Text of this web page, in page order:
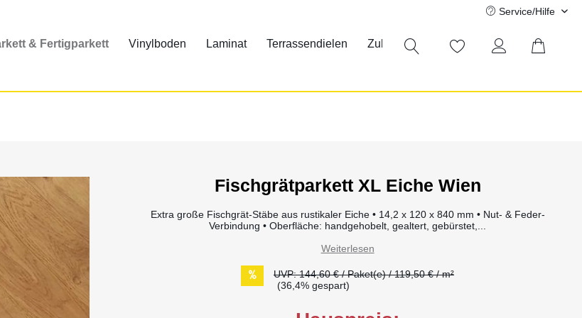
Service/Hilfe
& Fertigparkett Vinylboden Laminat Terrassendielen Zubehör Sale
Fischgrätparkett XL Eiche Wien
Extra große Fischgrät-Stäbe aus rustikaler Eiche • 14,2 x 120 x 840 mm • Nut- & Feder-
Verbindung • Oberfläche: handgehobelt, gealtert, gebürstet,...
Weiterlesen
UVP: 144,60 € / Paket(e) / 119,50 € / m²
(36,4% gespart)